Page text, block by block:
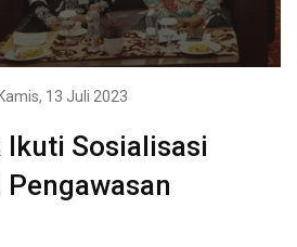
Kamis, 13 Juli 2023
Ikuti Sosialisasi